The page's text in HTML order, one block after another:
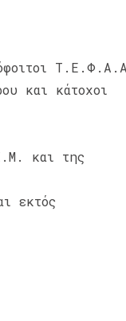
και κάτοχοι
και της
εκτός